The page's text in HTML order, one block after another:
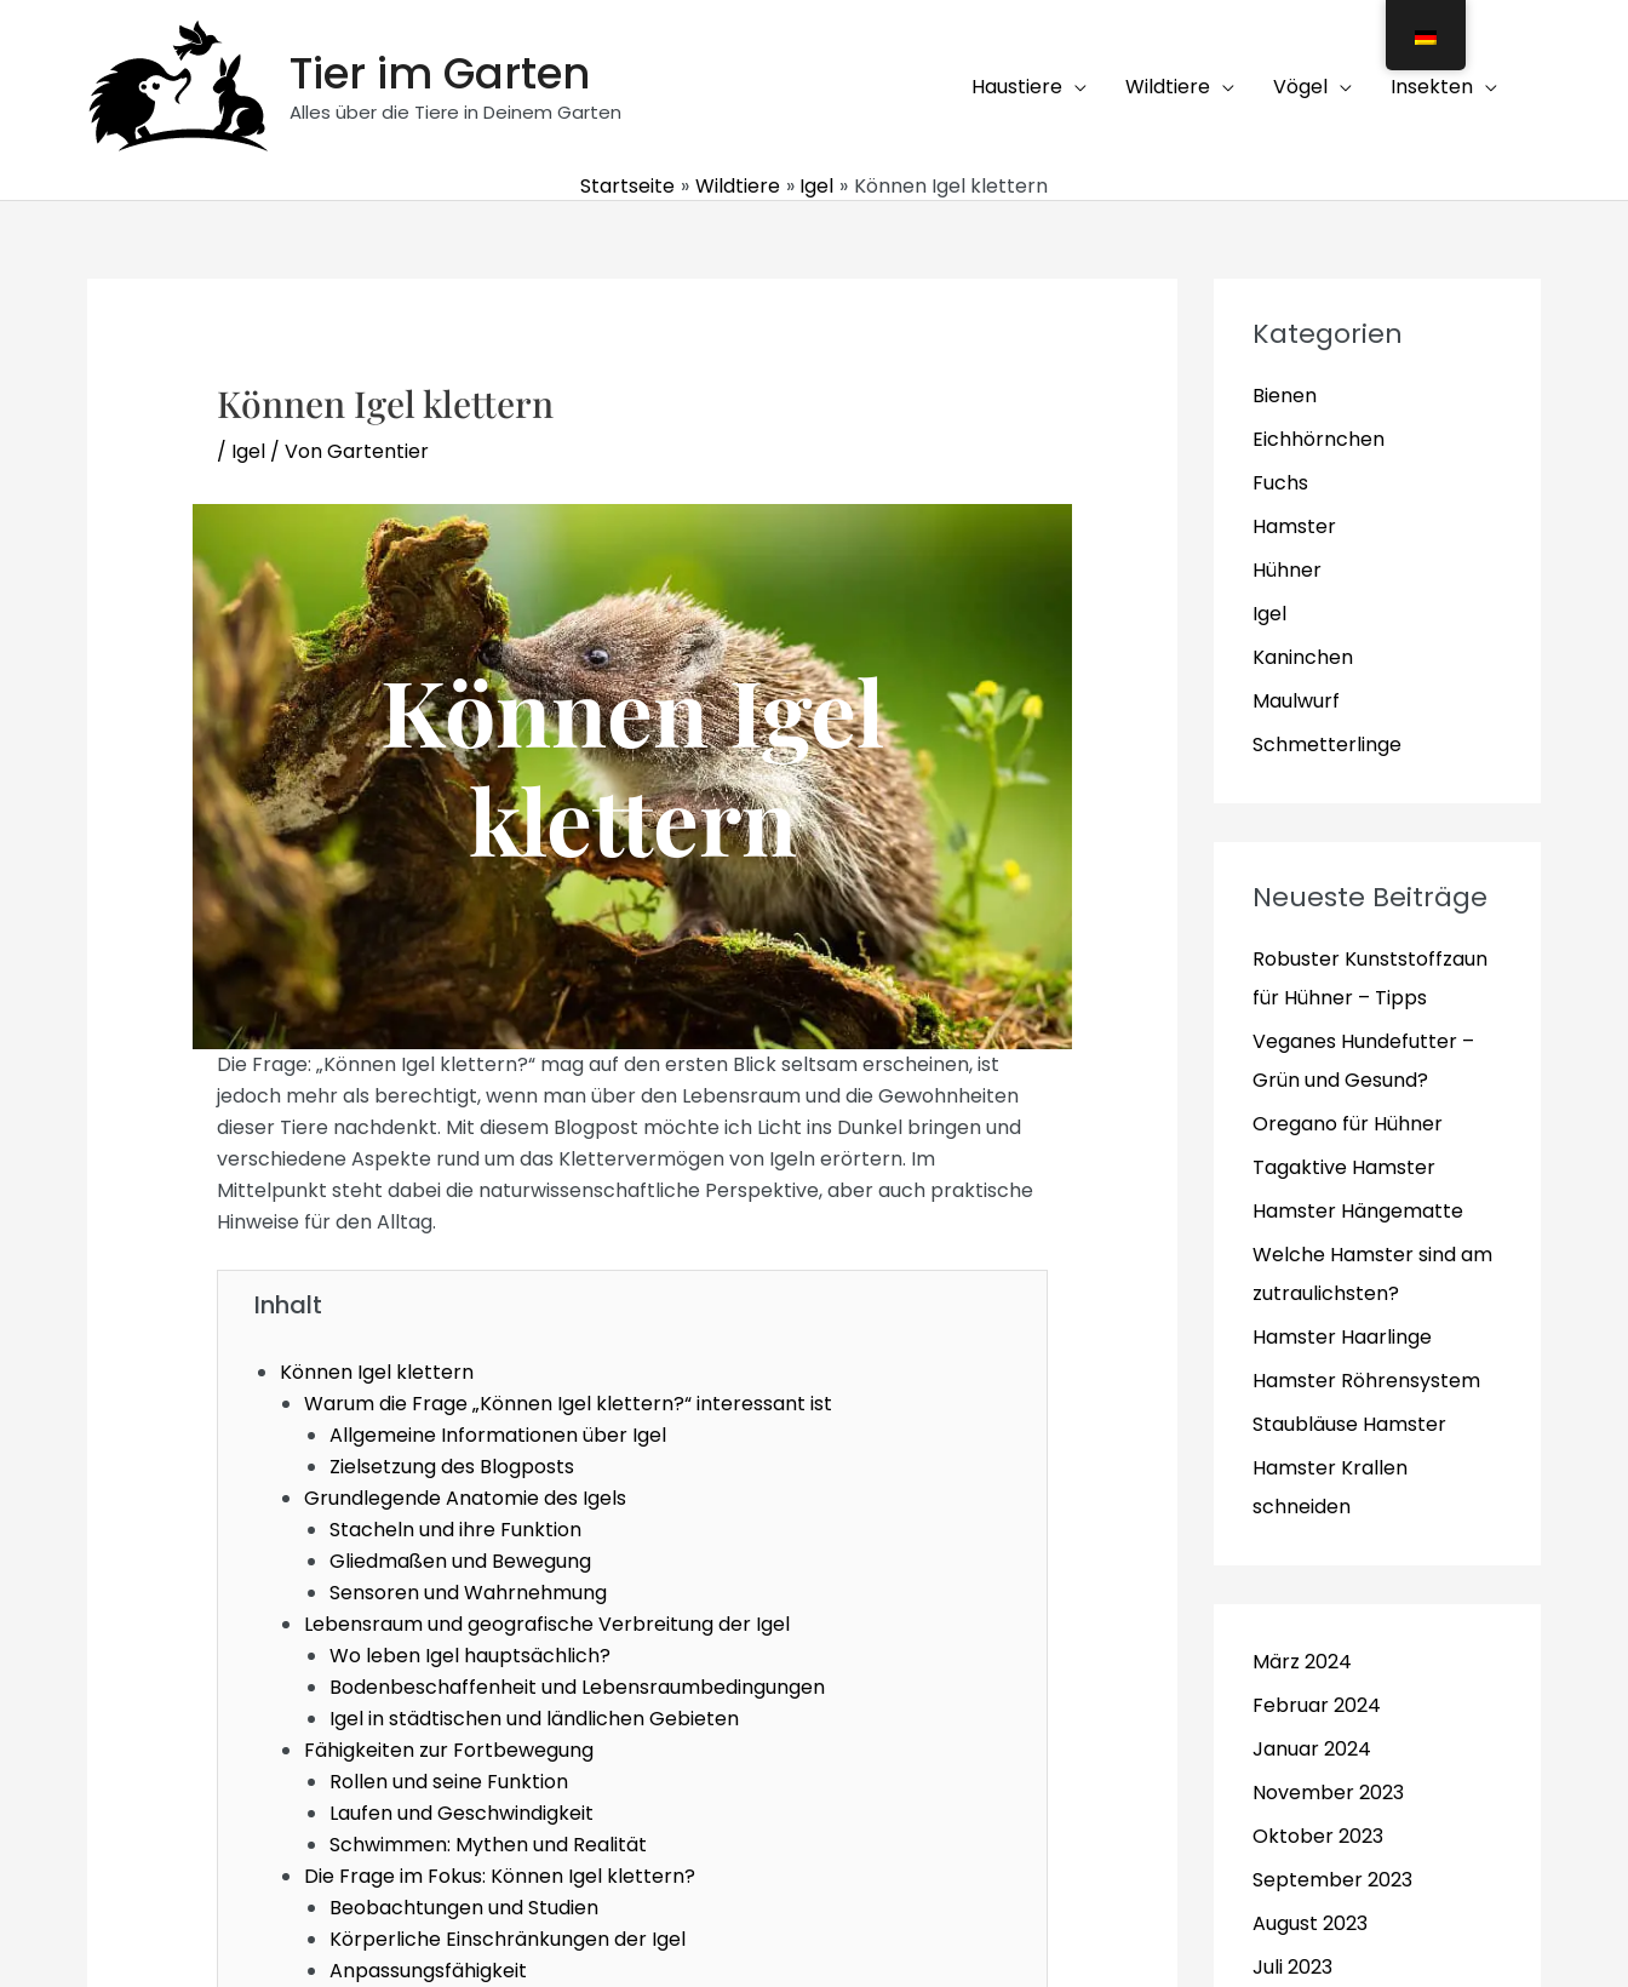
Tier im Garten
Alles über die Tiere in Deinem Garten
Haustiere Wildtiere Vögel Insekten
Startseite Wildtiere Igel Können Igel klettern
Können Igel klettern
/ Igel/ VonGartentier
Können Igel
klettern
Die Frage: „Können Igel klettern?“ mag auf den ersten Blick seltsam erscheinen, ist
jedoch mehr als berechtigt, wenn man über den Lebensraum und die Gewohnheiten
dieser Tiere nachdenkt. Mit diesem Blogpost möchte ich Licht ins Dunkel bringen und
verschiedene Aspekte rund um das Klettervermögen von Igeln erörtern. Im
Mittelpunkt steht dabei die naturwissenschaftliche Perspektive, aber auch praktische
Hinweise für den Alltag.
Inhalt
Können Igel klettern
Warum die Frage „Können Igel klettern?“ interessant ist
Allgemeine Informationen über Igel
Zielsetzung des Blogposts
Grundlegende Anatomie des Igels
Stacheln und ihre Funktion
Gliedmaßen und Bewegung
Sensoren und Wahrnehmung
Lebensraum und geografische Verbreitung der Igel
Wo leben Igel hauptsächlich?
Bodenbeschaffenheit und Lebensraumbedingungen
Igel in städtischen und ländlichen Gebieten
Fähigkeiten zur Fortbewegung
Rollen und seine Funktion
Laufen und Geschwindigkeit
Schwimmen: Mythen und Realität
Die Frage im Fokus: Können Igel klettern?
Beobachtungen und Studien
Körperliche Einschränkungen der Igel
Anpassungsfähigkeit
Kategorien
Bienen
Eichhörnchen
Fuchs
Hamster
Hühner
Igel
Kaninchen
Maulwurf
Schmetterlinge
Neueste Beiträge
Robuster Kunststoffzaun
für Hühner – Tipps
Veganes Hundefutter –
Grün und Gesund?
Oregano für Hühner
Tagaktive Hamster
Hamster Hängematte
Welche Hamster sind am
zutraulichsten?
Hamster Haarlinge
Hamster Röhrensystem
Staubläuse Hamster
Hamster Krallen
schneiden
März 2024
Februar 2024
Januar 2024
November 2023
Oktober 2023
September 2023
August 2023
Juli 2023